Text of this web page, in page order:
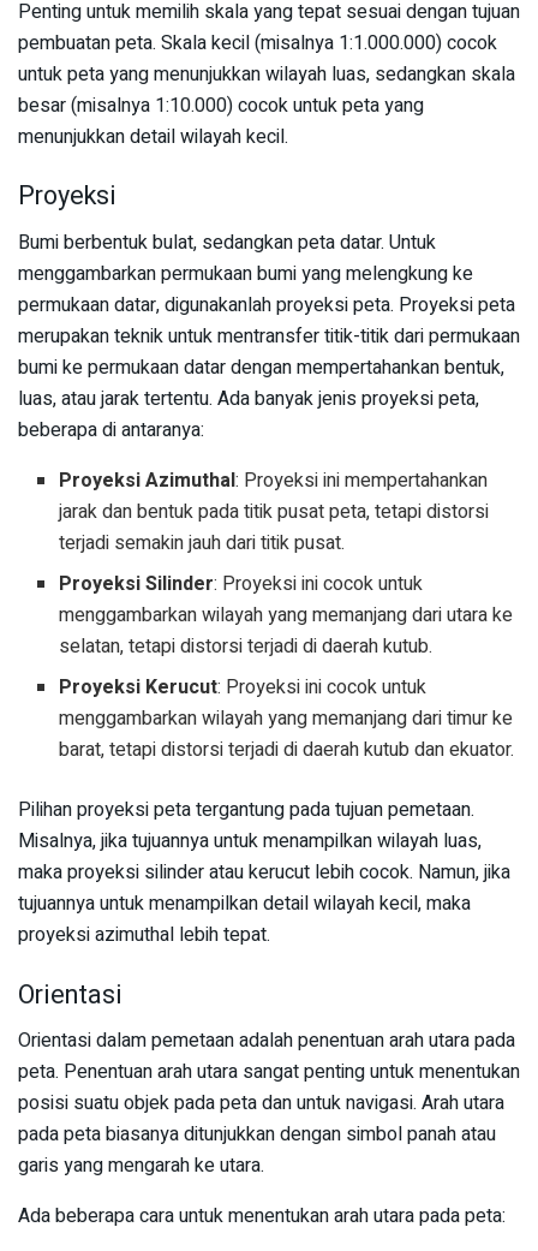
Penting untuk memilih skala yang tepat sesuai dengan tujuan
pembuatan peta. Skala kecil (misalnya 1:1.000.000) cocok
untuk peta yang menunjukkan wilayah luas, sedangkan skala
besar (misalnya 1:10.000) cocok untuk peta yang
menunjukkan detail wilayah kecil.
Proyeksi
Bumi berbentuk bulat, sedangkan peta datar. Untuk
menggambarkan permukaan bumi yang melengkung ke
permukaan datar, digunakanlah proyeksi peta. Proyeksi peta
merupakan teknik untuk mentransfer titik-titik dari permukaan
bumi ke permukaan datar dengan mempertahankan bentuk,
luas, atau jarak tertentu. Ada banyak jenis proyeksi peta,
beberapa di antaranya:
Proyeksi Azimuthal: Proyeksi ini mempertahankan
jarak dan bentuk pada titik pusat peta, tetapi distorsi
terjadi semakin jauh dari titik pusat.
Proyeksi Silinder: Proyeksi ini cocok untuk
menggambarkan wilayah yang memanjang dari utara ke
selatan, tetapi distorsi terjadi di daerah kutub.
Proyeksi Kerucut: Proyeksi ini cocok untuk
menggambarkan wilayah yang memanjang dari timur ke
barat, tetapi distorsi terjadi di daerah kutub dan ekuator.
Pilihan proyeksi peta tergantung pada tujuan pemetaan.
Misalnya, jika tujuannya untuk menampilkan wilayah luas,
maka proyeksi silinder atau kerucut lebih cocok. Namun, jika
tujuannya untuk menampilkan detail wilayah kecil, maka
proyeksi azimuthal lebih tepat.
Orientasi
Orientasi dalam pemetaan adalah penentuan arah utara pada
peta. Penentuan arah utara sangat penting untuk menentukan
posisi suatu objek pada peta dan untuk navigasi. Arah utara
pada peta biasanya ditunjukkan dengan simbol panah atau
garis yang mengarah ke utara.
Ada beberapa cara untuk menentukan arah utara pada peta: